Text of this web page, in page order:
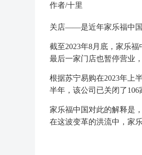
作者/十里
关店——是近年家乐福中国
截至2023年8月底，家乐
最后一家门店也暂停营业
根据苏宁易购在2023年上
半年，该公司已关闭了106
家乐福中国对此的解释是
在这波变革的洪流中，家